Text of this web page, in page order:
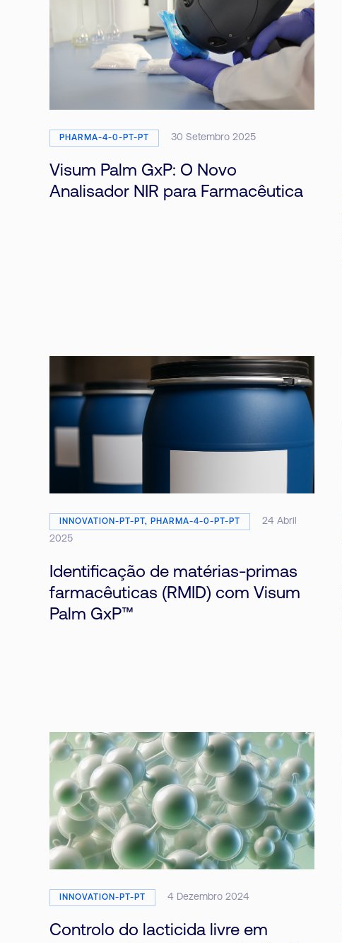
PHARMA-4-0-PT-PT 30 Setembro 2025
Visum Palm GxP: O Novo
Analisador NIR para Farmacêutica
INNOVATION-PT-PT, PHARMA-4-0-PT-PT
24 Abril
2025
Identificação de matérias-primas
farmacêuticas (RMID) com Visum
Palm GxP™
INNOVATION-PT-PT 4 Dezembro 2024
Controlo do lacticida livre em